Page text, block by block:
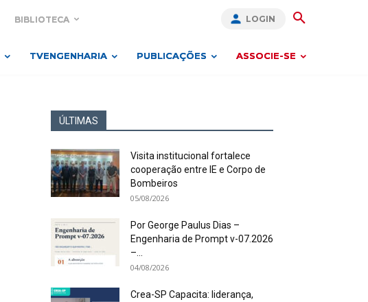
BIBLIOTECA LOGIN
TVENGENHARIA PUBLICAÇÕES ASSOCIE-SE
ÚLTIMAS
Visita institucional fortalece
cooperação entre IE e Corpo de
Bombeiros
05/08/2026
Por George Paulus Dias –
Engenharia de Prompt v-07.2026
–...
04/08/2026
Crea-SP Capacita: liderança,